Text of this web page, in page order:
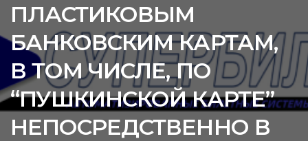
ПЛАСТИКОВЫМ
БАНКОВСКИМ КАРТАМ,
В ТОМ ЧИСЛЕ, ПО
“ПУШКИНСКОЙ КАРТЕ”
НЕПОСРЕДСТВЕННО В